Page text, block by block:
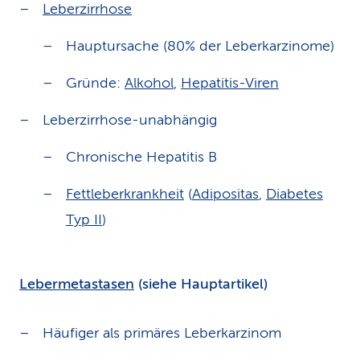
Leberzirrhose
Hauptursache (80% der Leberkarzinome)
Gründe: Alkohol, Hepatitis-Viren
Leberzirrhose-unabhängig
Chronische Hepatitis B
Fettleberkrankheit (Adipositas, Diabetes
Typ II)
Lebermetastasen (siehe Hauptartikel)
Häufiger als primäres Leberkarzinom